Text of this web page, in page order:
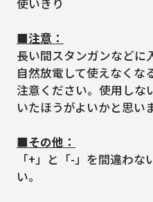
使いきり
■注意：
長い間スタンガンなどに
自然放電して使えなくな
注意ください。使用しな
いたほうがよいかと思いま
■その他：
「+」と「-」を間違わ
い。